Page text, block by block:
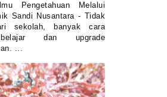
Pengetahuan Melalui
Sandi Nusantara - Tidak
sekolah, banyak cara
dan upgrade
...